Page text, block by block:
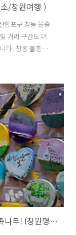
/창원여행 )
합포구 창동 불종
거리 구간도 더
다. 창동 불종거리
은 주변 상권이
에는 창동을 찾는
장이나 인근 유료
주차한 후 불빛
양쪽으로 차량
의 모습 마산 코아
정겨움으로 다가오는 창동예술촌 315 가족나무! (창원명소/마산명소)